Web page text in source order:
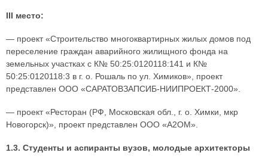
III место:
— проект «Строительство многоквартирных жилых домов под
переселение граждан аварийного жилищного фонда на
земельных участках с К№ 50:25:0120118:141 и К№
50:25:0120118:3 в г. о. Рошаль по ул. Химиков», проект
представлен ООО «САРАТОВЗАПСИБ-НИИПРОЕКТ-2000».
— проект «Ресторан (РФ, Московская обл., г. о. Химки, мкр
Новогорск)», проект представлен ООО «А2ОМ».
1.3. Студенты и аспиранты вузов, молодые архитекторы